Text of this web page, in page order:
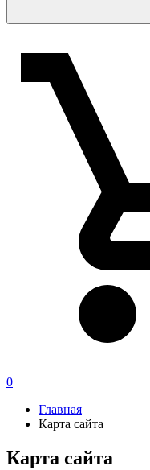
0
Главная
Карта сайта
Карта сайта